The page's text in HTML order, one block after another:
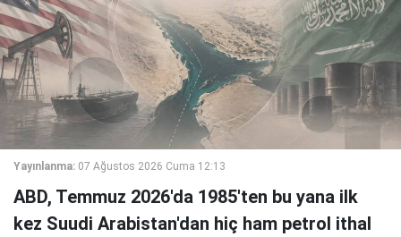
Yayınlanma: 07 Ağustos 2026 Cuma 12:13
ABD, Temmuz 2026'da 1985'ten bu yana ilk
kez Suudi Arabistan'dan hiç ham petrol ithal